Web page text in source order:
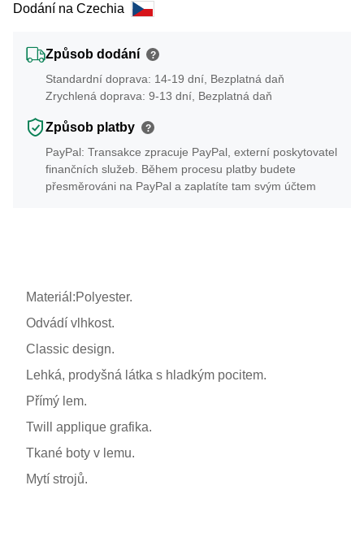
Dodání na Czechia
Způsob dodání ?
Standardní doprava: 14-19 dní, Bezplatná daň
Zrychlená doprava: 9-13 dní, Bezplatná daň
Způsob platby ?
PayPal: Transakce zpracuje PayPal, externí poskytovatel
finančních služeb. Během procesu platby budete
přesměrováni na PayPal a zaplatíte tam svým účtem
Materiál:Polyester.
Odvádí vlhkost.
Classic design.
Lehká, prodyšná látka s hladkým pocitem.
Přímý lem.
Twill applique grafika.
Tkané boty v lemu.
Mytí strojů.